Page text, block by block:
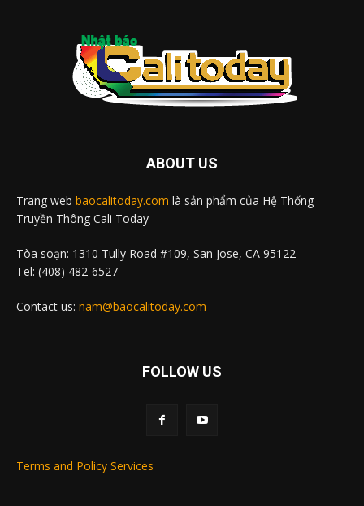
ABOUT US
Trang web baocalitoday.com là sản phẩm của Hệ Thống
Truyền Thông Cali Today
Tòa soạn: 1310 Tully Road #109, San Jose, CA 95122
Tel: (408) 482-6527
Contact us: nam@baocalitoday.com
FOLLOW US
Terms and Policy Services